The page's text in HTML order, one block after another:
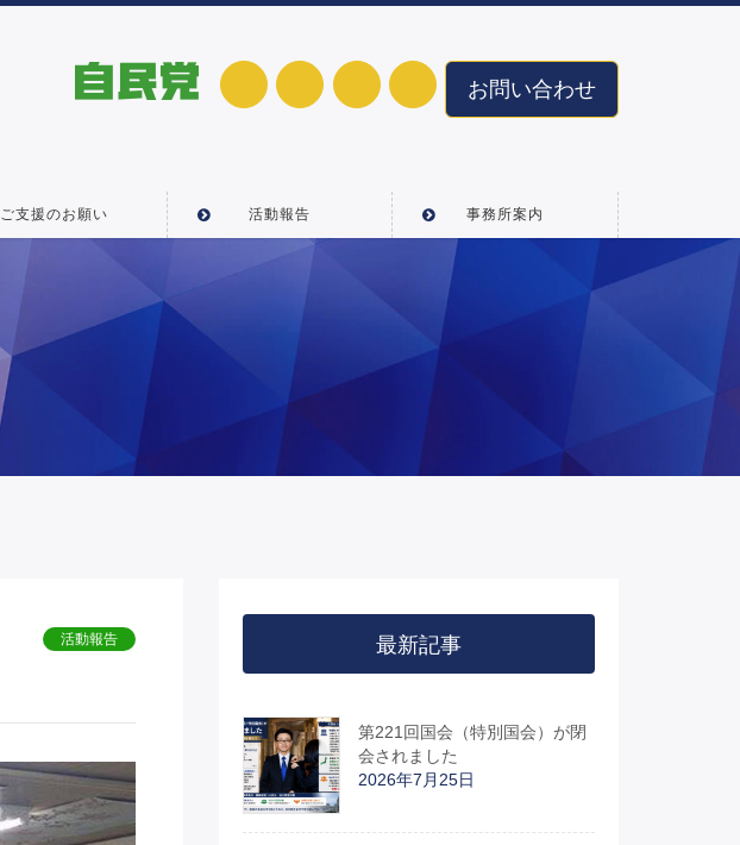
お問い合わせ
ご支援のお願い 活動報告 事務所案内
活動報告 最新記事
第221回国会（特別国会）が閉
会されました
2026年7月25日